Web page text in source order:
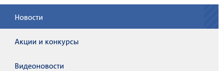
Новости
Акции и конкурсы
Видеоновости